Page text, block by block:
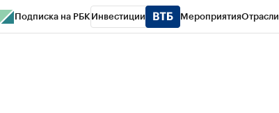
Подписка на РБК Инвестиции МероприятияОтрасли